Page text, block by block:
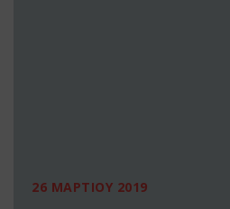
26 ΜΑΡΤΙΟΥ 2019